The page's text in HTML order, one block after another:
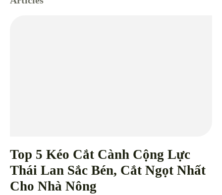
Top 5 Kéo Cắt Cành Cộng Lực
Thái Lan Sắc Bén, Cắt Ngọt Nhất
Cho Nhà Nông